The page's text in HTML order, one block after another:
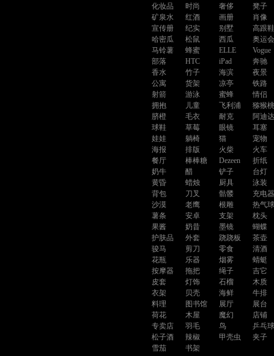
化妆品
时尚 奢侈
凳子
矿泉水
红酒 画册
肖像
宣传册
纪实 别墅
高跟鞋
哈密瓜
松鼠 西瓜
奥运会
马铃薯
蜂蜜 ELLE
Vogue
部落
HTC iPad
奔驰
香水
竹子 海滨
夜景
公寓
货架 凉亭
铁路
射箭
游泳 蜜蜂
情侣
拥抱
儿童 飞利浦
猕猴桃
脐橙
毛衣 耐克
阿迪
球鞋
草莓 眼镜
耳塞
娃娃
躺椅 猫
宠物
海报
排版 火柴
火车
餐厅
棒棒糖 Dezeen
折纸
奶牛
醋 铲子
台灯
黄昏
蜡烛 厨具
泳装
背包
刀叉 骷髅
充电器
沙漠
老鹰 根雕
热气球
薯条
安卓 支架
枕头
果酱
奶昔 墨镜
蝴蝶
护肤品
外套 跷跷板
茶壶
骏马
剪刀 零食
清酒
花瓶
乐器 烟雾
蜻蜓
按摩器
拖把 绳子
吉它
皮套
灯饰 石榴
木质
衣架
贝壳 海鲜
牛排
料理
图书馆 展厅
展台
荷花
木屋 魔幻
店铺
专卖店
羽毛 鸟
乒乓球
松子酒
辣椒 甲壳虫
夹子
雪茄
书架